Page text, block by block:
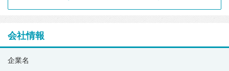
会社情報
企業名